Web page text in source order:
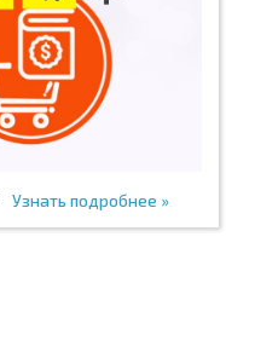
Узнать подробнее »